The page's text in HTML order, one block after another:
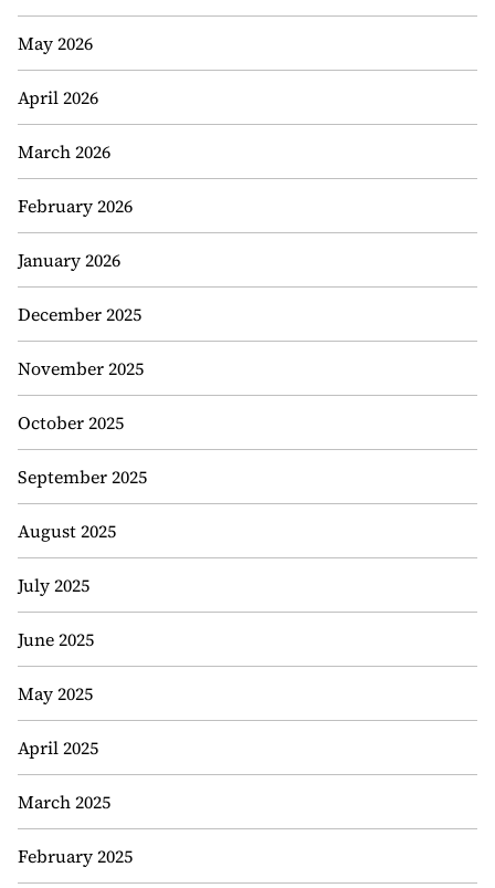
May 2026
April 2026
March 2026
February 2026
January 2026
December 2025
November 2025
October 2025
September 2025
August 2025
July 2025
June 2025
May 2025
April 2025
March 2025
February 2025